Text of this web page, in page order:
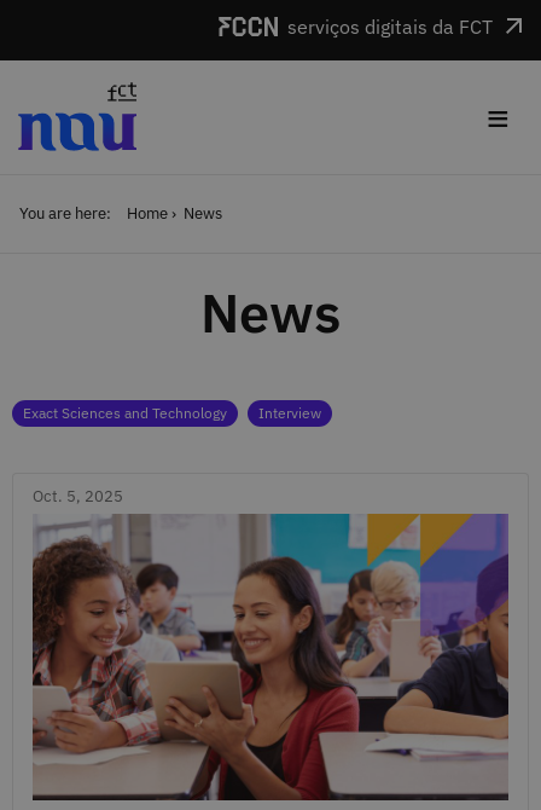
serviços digitais da FCT
≡
You are here: Home News
News
Categories
Exact Sciences and Technology Interview
Oct. 5, 2025